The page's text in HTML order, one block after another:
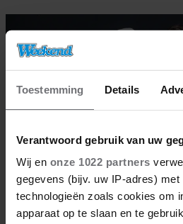
Toestemming Details
Verantwoord gebruik van uw
Wij en onze 1022 partners
gegevens (bijv. uw IP-adres) met
technologieën zoals cookies om
apparaat op te slaan en te